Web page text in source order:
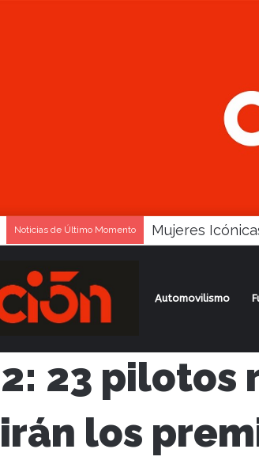
Noticias de Último Momento
Automovilismo
/FNA32: 23 pilotos regionales
23 pilotos
los